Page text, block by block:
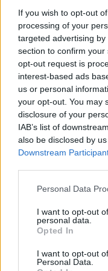
If you wish to opt-out
processing of your
targeted advertising
section to confirm
opt-out request is
interest-based ads
us or personal
your opt-out. You may
disclosure of your
IAB’s list of
also be disclosed by
Downstream
Personal Data
I want to opt-out
personal data.
Opted In
I want to opt-out
Personal Data.
дена оваа
се очекува
1,51
© Vecer.mk, правата